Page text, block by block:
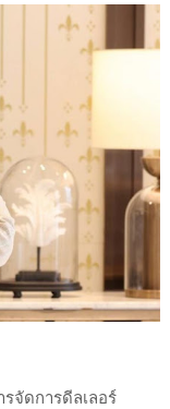
จัดการดีลเลอร์